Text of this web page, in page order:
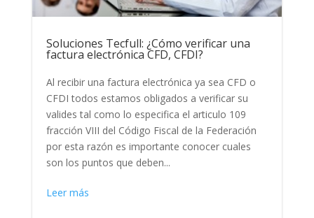
Soluciones Tecfull: ¿Cómo verificar una
factura electrónica CFD, CFDI?
Al recibir una factura electrónica ya sea CFD o
CFDI todos estamos obligados a verificar su
valides tal como lo especifica el articulo 109
fracción VIII del Código Fiscal de la Federación
por esta razón es importante conocer cuales
son los puntos que deben...
Leer más